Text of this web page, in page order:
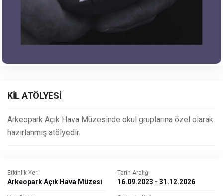
KİL ATÖLYESİ
Arkeopark Açık Hava Müzesinde okul gruplarına özel olarak
hazırlanmış atölyedir.
Etkinlik Yeri
Arkeopark Açık Hava Müzesi
Tarih Aralığı
16.09.2023 - 31.12.2026